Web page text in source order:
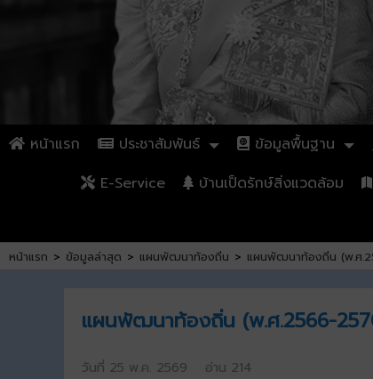
หน้าแรก ประชาสัมพันธ์ ข้อมูลพื้นฐาน
E-Service
บ้านเป็ดรักษ์สิ่งแวดล้อม
หน้าแรก > ข้อมูลล่าสุด > แผนพัฒนาท้องถิ่น > แผนพัฒนาท้องถิ่น (พ.ศ
แผนพัฒนาท้องถิ่น (พ.ศ.2566-
วันที่ 25 พ.ค. 2569 อ่าน 214